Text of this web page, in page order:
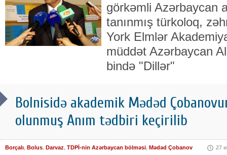
görkəmli Azərbay­can
tanınmış türkoloq,
York Elmlər
müddət Azər­bay­can
bin­də "Dil­lər"
Bolnisidə akademik Mədəd
olunmuş Anım tədbiri keçirilib
Borçalı, Bolus, Darvaz, TDPİ-nin Azərbaycan bölməsi, Mədəd Çobanov 27